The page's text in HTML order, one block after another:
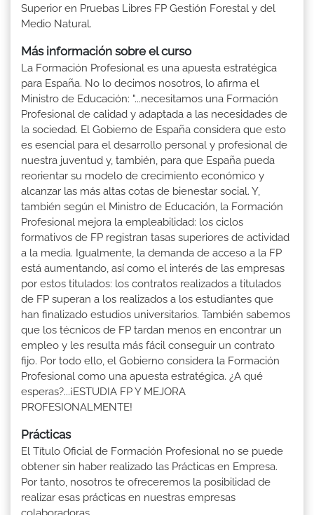
Superior en Pruebas Libres FP Gestión Forestal y del
Medio Natural.
Más información sobre el curso
La Formación Profesional es una apuesta estratégica
para España. No lo decimos nosotros, lo afirma el
Ministro de Educación: "...necesitamos una Formación
Profesional de calidad y adaptada a las necesidades de
la sociedad. El Gobierno de España considera que esto
es esencial para el desarrollo personal y profesional de
nuestra juventud y, también, para que España pueda
reorientar su modelo de crecimiento económico y
alcanzar las más altas cotas de bienestar social. Y,
también según el Ministro de Educación, la Formación
Profesional mejora la empleabilidad: los ciclos
formativos de FP registran tasas superiores de actividad
a la media. Igualmente, la demanda de acceso a la FP
está aumentando, así como el interés de las empresas
por estos titulados: los contratos realizados a titulados
de FP superan a los realizados a los estudiantes que
han finalizado estudios universitarios. También sabemos
que los técnicos de FP tardan menos en encontrar un
empleo y les resulta más fácil conseguir un contrato
fijo. Por todo ello, el Gobierno considera la Formación
Profesional como una apuesta estratégica. ¿A qué
esperas?...¡ESTUDIA FP Y MEJORA
PROFESIONALMENTE!
Prácticas
El Título Oficial de Formación Profesional no se puede
obtener sin haber realizado las Prácticas en Empresa.
Por tanto, nosotros te ofreceremos la posibilidad de
realizar esas prácticas en nuestras empresas